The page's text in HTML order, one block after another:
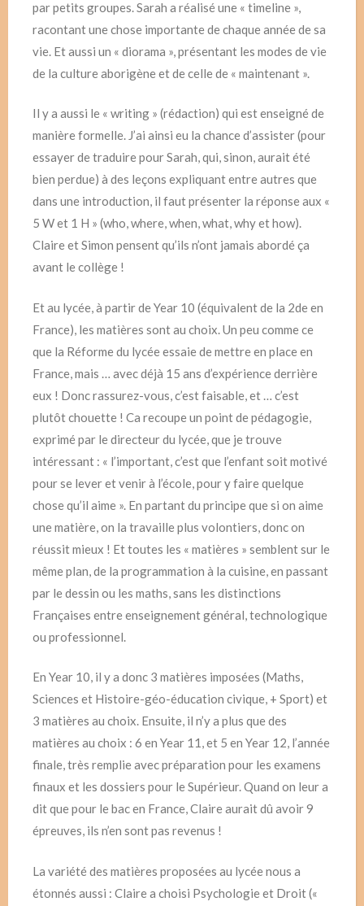
par petits groupes. Sarah a réalisé une « timeline »,
racontant une chose importante de chaque année de sa
vie. Et aussi un « diorama », présentant les modes de vie
de la culture aborigène et de celle de « maintenant ».
Il y a aussi le « writing » (rédaction) qui est enseigné de
manière formelle. J’ai ainsi eu la chance d’assister (pour
essayer de traduire pour Sarah, qui, sinon, aurait été
bien perdue) à des leçons expliquant entre autres que
dans une introduction, il faut présenter la réponse aux «
5 W et 1 H » (who, where, when, what, why et how).
Claire et Simon pensent qu’ils n’ont jamais abordé ça
avant le collège !
Et au lycée, à partir de Year 10 (équivalent de la 2de en
France), les matières sont au choix. Un peu comme ce
que la Réforme du lycée essaie de mettre en place en
France, mais … avec déjà 15 ans d’expérience derrière
eux ! Donc rassurez-vous, c’est faisable, et … c’est
plutôt chouette ! Ca recoupe un point de pédagogie,
exprimé par le directeur du lycée, que je trouve
intéressant : « l’important, c’est que l’enfant soit motivé
pour se lever et venir à l’école, pour y faire quelque
chose qu’il aime ». En partant du principe que si on aime
une matière, on la travaille plus volontiers, donc on
réussit mieux ! Et toutes les « matières » semblent sur le
même plan, de la programmation à la cuisine, en passant
par le dessin ou les maths, sans les distinctions
Françaises entre enseignement général, technologique
ou professionnel.
En Year 10, il y a donc 3 matières imposées (Maths,
Sciences et Histoire-géo-éducation civique, + Sport) et
3 matières au choix. Ensuite, il n’y a plus que des
matières au choix : 6 en Year 11, et 5 en Year 12, l’année
finale, très remplie avec préparation pour les examens
finaux et les dossiers pour le Supérieur. Quand on leur a
dit que pour le bac en France, Claire aurait dû avoir 9
épreuves, ils n’en sont pas revenus !
La variété des matières proposées au lycée nous a
étonnés aussi : Claire a choisi Psychologie et Droit («